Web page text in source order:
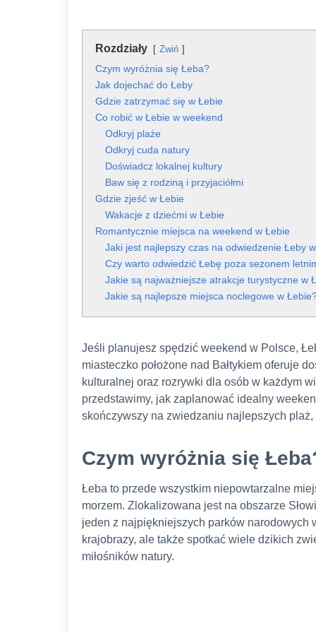
Rozdziały Zwiń
Czym wyróżnia się Łeba?
Jak dojechać do Łeby
Gdzie zatrzymać się w Łebie
Co robić w Łebie w weekend
Odkryj plaże
Odkryj cuda natury
Doświadcz lokalnej kultury
Baw się z rodziną i przyjaciółmi
Gdzie zjeść w Łebie
Wakacje z dziećmi w Łebie
Romantycznie miejsca na weekend w Łebie
Jaki jest najlepszy czas na odwiedzenie Łeby
Czy warto odwiedzić Łebę poza sezonem
Jakie są najważniejsze atrakcje turystyczne w
Jakie są najlepsze miejsca noclegowe w
Jeśli planujesz spędzić weekend w Polsce,
miasteczko położone nad Bałtykiem oferuje
kulturalnej oraz rozrywki dla osób w każdym
przedstawimy, jak zaplanować idealny
skończywszy na zwiedzaniu najlepszych
Czym wyróżnia się
Łeba to przede wszystkim niepowtarzalne
morzem. Zlokalizowana jest na obszarze
jeden z najpiękniejszych parków narodowych
krajobrazy, ale także spotkać wiele dzikich
miłośników natury.